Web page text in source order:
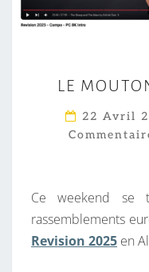
LE
22 Avril
Ce weekend se
rassemblements
Revision 2025 en